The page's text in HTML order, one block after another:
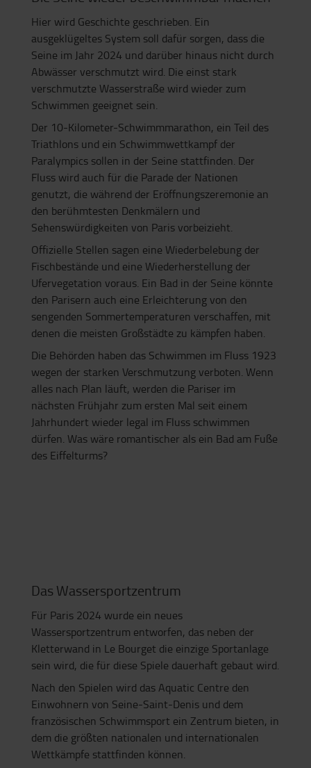
Hier wird Geschichte geschrieben. Ein
ausgeklügeltes System soll dafür sorgen, dass die
Seine im Jahr 2024 und darüber hinaus nicht durch
Abwässer verschmutzt wird. Die einst stark
verschmutzte Wasserstraße wird wieder zum
Schwimmen geeignet sein.
Der 10-Kilometer-Schwimmmarathon, ein Teil des
Triathlons und ein Schwimmwettkampf der
Paralympics sollen in der Seine stattfinden. Der
Fluss wird auch für die Parade der Nationen
genutzt, die während der Eröffnungszeremonie an
den berühmtesten Denkmälern und
Sehenswürdigkeiten von Paris vorbeizieht.
Offizielle Stellen sagen eine Wiederbelebung der
Fischbestände und eine Wiederherstellung der
Ufervegetation voraus. Ein Bad in der Seine könnte
den Parisern auch eine Erleichterung von den
sengenden Sommertemperaturen verschaffen, mit
denen die meisten Großstädte zu kämpfen haben.
Die Behörden haben das Schwimmen im Fluss 1923
wegen der starken Verschmutzung verboten. Wenn
alles nach Plan läuft, werden die Pariser im
nächsten Frühjahr zum ersten Mal seit einem
Jahrhundert wieder legal im Fluss schwimmen
dürfen. Was wäre romantischer als ein Bad am Fuße
des Eiffelturms?
Das Wassersportzentrum
Für Paris 2024 wurde ein neues
Wassersportzentrum entworfen, das neben der
Kletterwand in Le Bourget die einzige Sportanlage
sein wird, die für diese Spiele dauerhaft gebaut wird.
Nach den Spielen wird das Aquatic Centre den
Einwohnern von Seine-Saint-Denis und dem
französischen Schwimmsport ein Zentrum bieten, in
dem die größten nationalen und internationalen
Wettkämpfe stattfinden können.